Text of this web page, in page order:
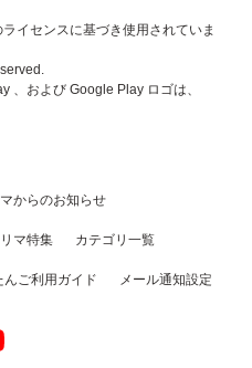
イセンスに基づき使用されていま
、および Google Play ロゴは、
からのお知らせ
マ特集 カテゴリ一覧
んご利用ガイド メール通知設定